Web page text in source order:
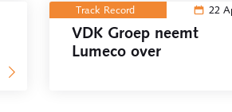
Track Record 22
VDK Groep neemt
Lumeco over